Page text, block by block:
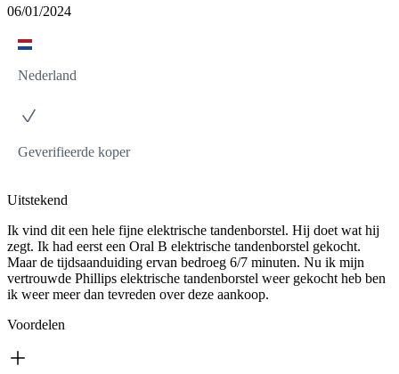
06/01/2024
Nederland
Geverifieerde koper
Uitstekend
Ik vind dit een hele fijne elektrische tandenborstel. Hij doet wat hij
zegt. Ik had eerst een Oral B elektrische tandenborstel gekocht.
Maar de tijdsaanduiding ervan bedroeg 6/7 minuten. Nu ik mijn
vertrouwde Phillips elektrische tandenborstel weer gekocht heb ben
ik weer meer dan tevreden over deze aankoop.
Voordelen